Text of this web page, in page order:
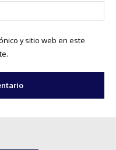
y sitio web en este